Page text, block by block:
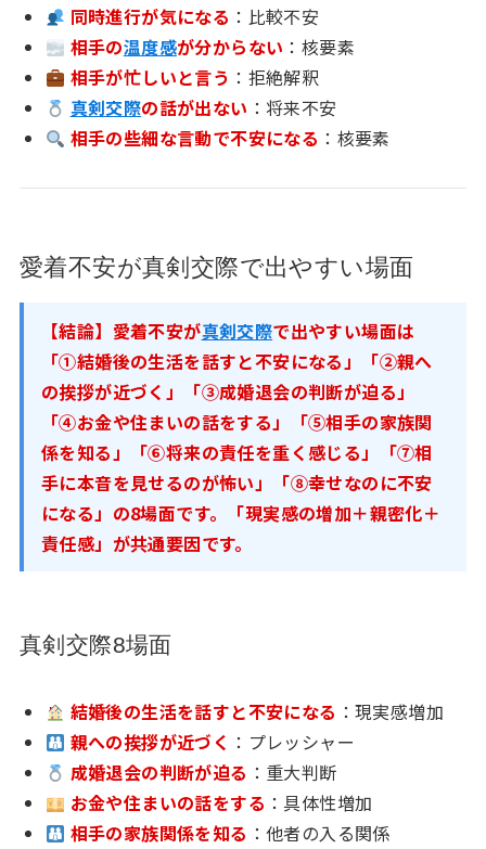
同時進行が気になる ：比較不安
相手の温度感が分からない ：核要素
相手が忙しいと言う ：拒絶解釈
真剣交際の話が出ない ：将来不安
相手の些細な言動で不安になる ：核要素
愛着不安が真剣交際で出やすい場面
【結論】愛着不安が真剣交際で出やすい場面は
「①結婚後の生活を話すと不安になる」「②親へ
の挨拶が近づく」「③成婚退会の判断が迫る」
「④お金や住まいの話をする」「⑤相手の家族関
係を知る」「⑥将来の責任を重く感じる」「⑦相
手に本音を見せるのが怖い」「⑧幸せなのに不安
になる」の8場面です。「現実感の増加＋親密化＋
責任感」が共通要因です。
真剣交際8場面
結婚後の生活を話すと不安になる ：現実感増加
親への挨拶が近づく ：プレッシャー
成婚退会の判断が迫る ：重大判断
お金や住まいの話をする ：具体性増加
相手の家族関係を知る ：他者の入る関係